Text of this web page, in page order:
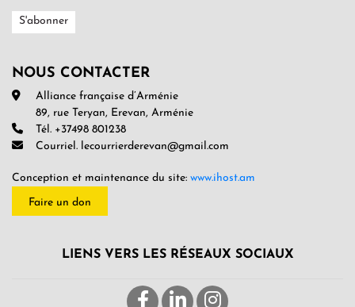
NOUS CONTACTER
Alliance française d’Arménie
89, rue Teryan, Erevan, Arménie
Tél. +37498 801238
Courriel. lecourrierderevan@gmail.com
Conception et maintenance du site: www.ihost.am
Faire un don
LIENS VERS LES RÉSEAUX SOCIAUX